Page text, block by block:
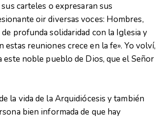
carteles o expresaran sus
oir diversas voces: Hombres,
profunda solidaridad con la Iglesia y
estas reuniones crece en la fe». Yo volví,
este noble pueblo de Dios, que el Señor
la vida de la Arquidiócesis y también
bien informada de que hay